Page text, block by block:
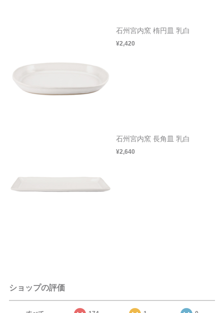
石州宮内窯 楕円皿 乳白
¥2,420
石州宮内窯 長角皿 乳白
¥2,640
ショップの評価